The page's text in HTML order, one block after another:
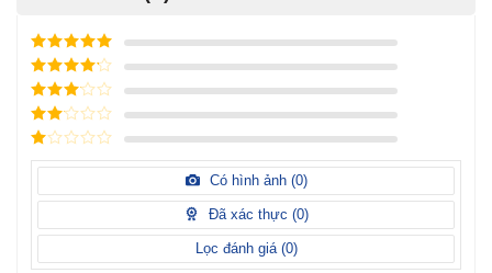
Được xếp
hạng
5
5
sao
Được xếp
hạng
4
5
sao
Được
xếp
hạng3
5 sao
Được
hạng
sao
Được
hạng
sao
Có hình ảnh (0)
Đã xác thực (0)
Lọc đánh giá (0)